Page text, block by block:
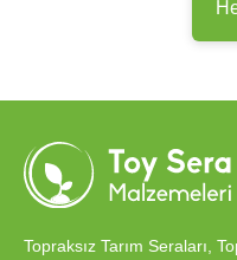
Topraksız Tarım Seraları,